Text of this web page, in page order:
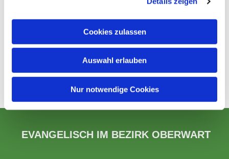
Cookies zulassen
Auswahl erlauben
Nur notwendige Cookies
EVANGELISCH IM BEZIRK OBERWART